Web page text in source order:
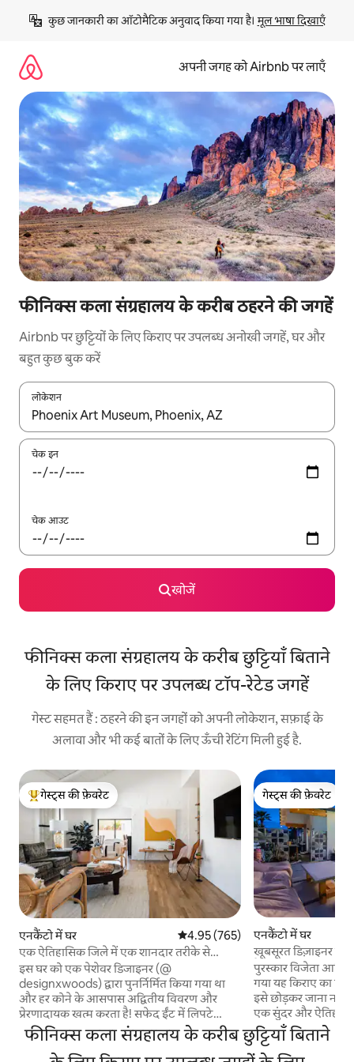
छोड़कर
कॉन्टेंट
कुछ जानकारी का ऑटोमैटिक अनुवाद किया गया है। मूल भाषा दिखाएँ
अपनी जगह को Airbnb पर लाएँ
फीनिक्स कला संग्रहालय के करीब ठहरने की जगहें
Airbnb पर छुट्टियों के लिए किराए पर उपलब्ध अनोखी जगहें, घर और
बहुत कुछ बुक करें
लोकेशन
नतीजों के उपलब्ध होने पर, अप और डाउन 'ऐरो की' का इस्तेमाल करके नेविगेट
चेक इन
चेक आउट
खोजें
फीनिक्स कला संग्रहालय के करीब छुट्टियाँ बिताने
के लिए किराए पर उपलब्ध टॉप-रेटेड जगहें
गेस्ट सहमत हैं : ठहरने की इन जगहों को अपनी लोकेशन, सफ़ाई के
अलावा और भी कई बातों के लिए ऊँची रेटिंग मिली हुई है.
गेस्ट्स का टॉप फ़ेवरेट
गेस्ट्स की फ़ेवरेट
एनकैंटो में घर औसत रेटिंग 5 में से 4.95, 765 समीक्षाएँ
4.95 (765)
एक ऐतिहासिक जिले में एक शानदार तरीके से
नवीनीकृत बंगला
इस घर को एक पेशेवर डिजाइनर (@
designxwoods) द्वारा पुनर्निर्मित किया गया था
और हर कोने के आसपास अद्वितीय विवरण और
प्रेरणादायक खत्म करता है! सफेद ईंट में लिपटे
हवादार और खुले रहने की जगह में प्राकृतिक प्रकाश
में भिगोएँ और यहां तक कि एक ध्यान क्षण के लिए
मचान तक सीढ़ी को उद्यम करें। रेट्रो सामान और ओक
गेस्ट्स की फ़ेवरेट
गेस्ट्स की फ़ेवरेट
एनकैंटो में घर
खूबसूरत डिज़ाइनर
कैसीटा
पुरस्कार विजेता
गया यह किराए का
इसे छोड़कर जाना
एक सुंदर और
आपको आज तक बिल्कुल
नहीं होगी। हर जगह
डिज़ाइनर फ़िक्सचर,
फीनिक्स कला संग्रहालय के करीब छुट्टियाँ बिताने